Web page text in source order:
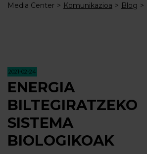
Media Center Komunikazioa Blog
2021-02-24
ENERGIA
BILTEGIRATZEKO
SISTEMA
BIOLOGIKOAK